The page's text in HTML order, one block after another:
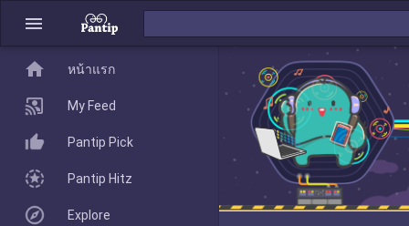
menu
home
Pantip Pick
home หน้าแรก
My Feed
Pantip Pick
Pantip Hitz
Explore